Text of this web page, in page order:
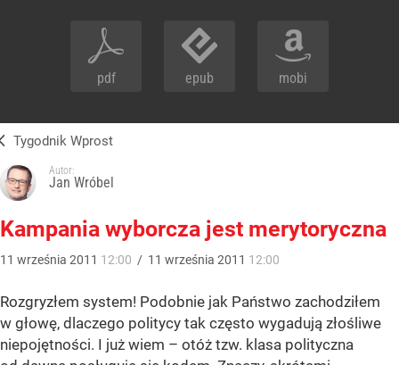
pdf epub mobi
Tygodnik Wprost
Autor:
Jan Wróbel
Kampania wyborcza jest merytoryczna
11 września 2011 12:00 / 11 września 2011 12:00
Rozgryzłem system! Podobnie jak Państwo zachodziłem
w głowę, dlaczego politycy tak często wygadują złośliwe
niepojętności. I już wiem – otóż tzw. klasa polityczna